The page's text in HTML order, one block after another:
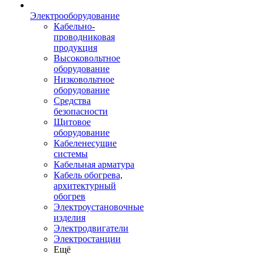
Электрооборудование
Кабельно-
проводниковая
продукция
Высоковольтное
оборудование
Низковольтное
оборудование
Средства
безопасности
Щитовое
оборудование
Кабеленесущие
системы
Кабельная арматура
Кабель обогрева,
архитектурный
обогрев
Электроустановочные
изделия
Электродвигатели
Электростанции
Ещё